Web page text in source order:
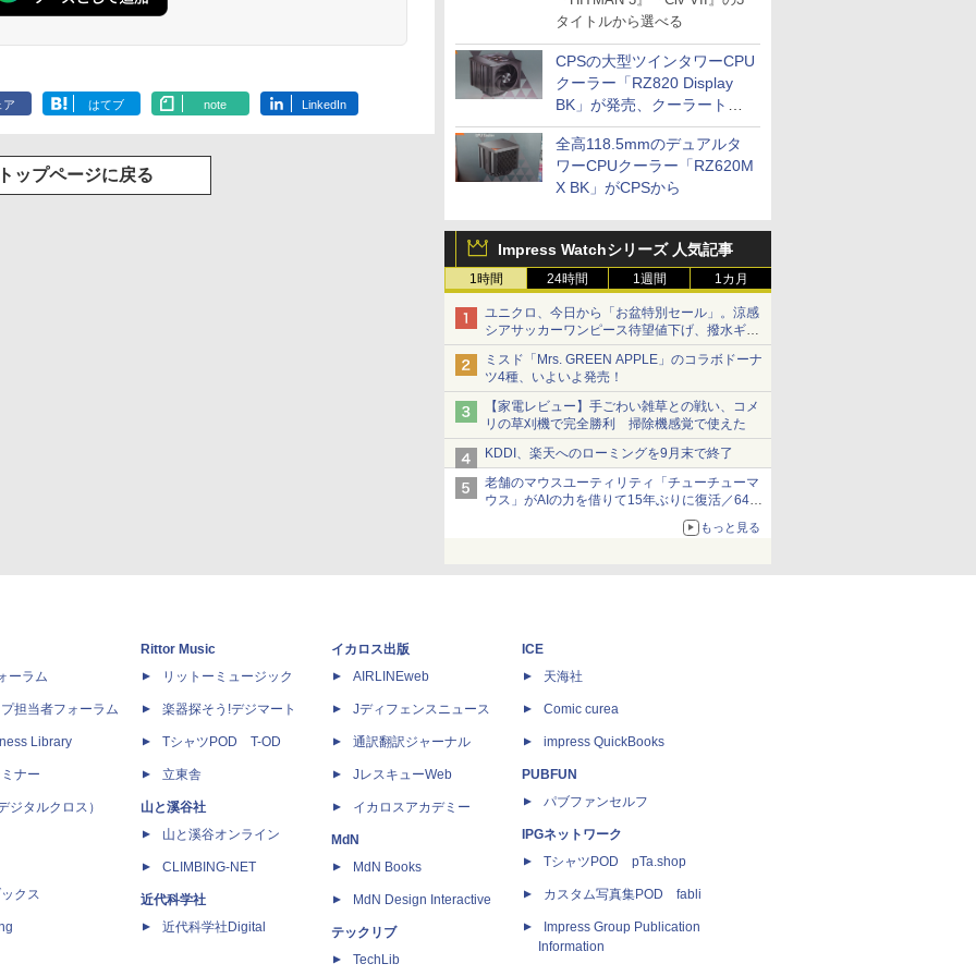
タイトルから選べる
CPSの大型ツインタワーCPU
クーラー「RZ820 Display
BK」が発売、クーラートッ
プに5インチ液晶搭載
全高118.5mmのデュアルタ
ワーCPUクーラー「RZ620M
X BK」がCPSから
Impress Watchシリーズ 人気記事
1時間 24時間 1週間 1カ月
ユニクロ、今日から「お盆特別セール」。涼感
シアサッカーワンピース待望値下げ、撥水ギア
ショーツは1990円に
ミスド「Mrs. GREEN APPLE」のコラボドーナ
ツ4種、いよいよ発売！
【家電レビュー】手ごわい雑草との戦い、コメ
リの草刈機で完全勝利 掃除機感覚で使えた
KDDI、楽天へのローミングを9月末で終了
老舗のマウスユーティリティ「チューチューマ
ウス」がAIの力を借りて15年ぶりに復活／64bit
化、Windows 10/11、「Chrome」も走り回
る。復活記念で2026年末まで500円
もっと見る
ア はてブ note LinkedIn
トップページに戻る
ーラム
担当者フォーラム
Library
ナー
ジタルクロス）
クス
Rittor Music
リットーミュージック
楽器探そう!デジマート
TシャツPOD T-OD
立東舎
山と溪谷社
山と溪谷オンライン
CLIMBING-NET
近代科学社
近代科学社Digital
イカロス出版
AIRLINEweb
Jディフェンスニュース
通訳翻訳ジャーナル
JレスキューWeb
イカロスアカデミー
MdN
MdN Books
MdN Design Interactive
テックリブ
TechLib
ICE
天海社
Comic curea
impress QuickBooks
PUBFUN
パブファンセルフ
IPGネットワーク
TシャツPOD pTa.shop
カスタム写真集POD fabli
Impress Group Publication
Information